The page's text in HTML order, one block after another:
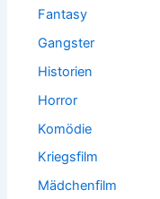
Fantasy
Gangster
Historien
Horror
Komödie
Kriegsfilm
Mädchenfilm